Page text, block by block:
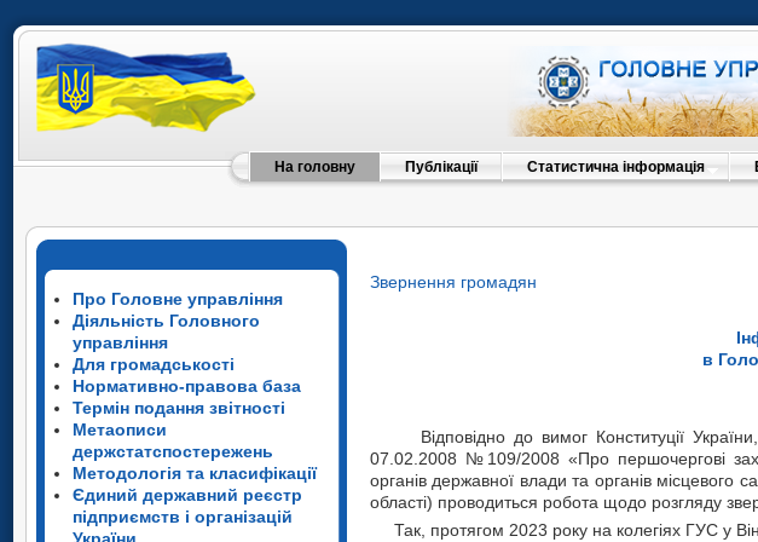
На головну Публікації Статистична інформація
Про Головне управління
Діяльність Головного
управління
Для громадськості
Нормативно-правова база
Термін подання звітності
Метаописи
держстатспостережень
Методологія та класифікації
Єдиний державний реєстр
підприємств і організацій
Звернення громадян
в
Відповідно до вимог Конституції
07.02.2008 №109/2008 «Про першочергові
органів державної влади та органів місцевого
області) проводиться робота щодо розгляду
Так, протягом 2023 року на колегіях ГУС у
Відповідно до вимог Конституції
07.02.2008 №109/2008 „Про першочергові